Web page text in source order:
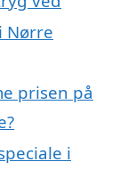
Nørre
prisen på
i